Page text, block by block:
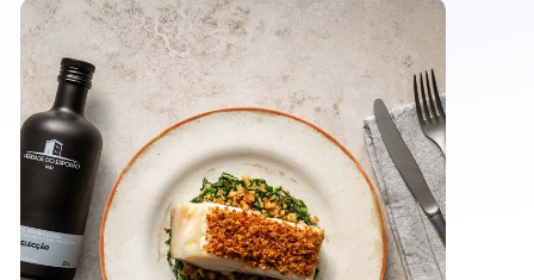
Bacalhau à Herdade do Esporão